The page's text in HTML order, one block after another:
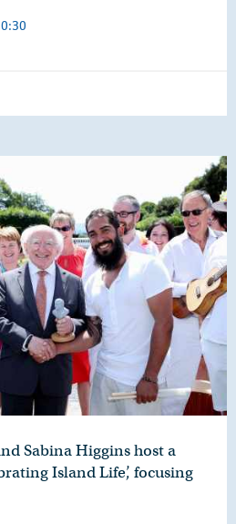
Sabina Higgins host a
Island Life’, focusing